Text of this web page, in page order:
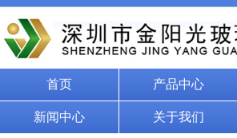
首页 产品中心
新闻中心 关于我们